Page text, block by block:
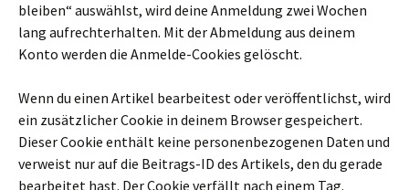
bleiben“ auswählst, wird deine Anmeldung zwei Wochen
lang aufrechterhalten. Mit der Abmeldung aus deinem
Konto werden die Anmelde-Cookies gelöscht.
Wenn du einen Artikel bearbeitest oder veröffentlichst, wird
ein zusätzlicher Cookie in deinem Browser gespeichert.
Dieser Cookie enthält keine personenbezogenen Daten und
verweist nur auf die Beitrags-ID des Artikels, den du gerade
bearbeitet hast. Der Cookie verfällt nach einem Tag.